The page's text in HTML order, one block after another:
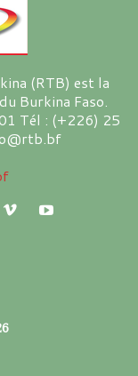
(RTB) est la
Burkina Faso.
Tél : (+226) 25